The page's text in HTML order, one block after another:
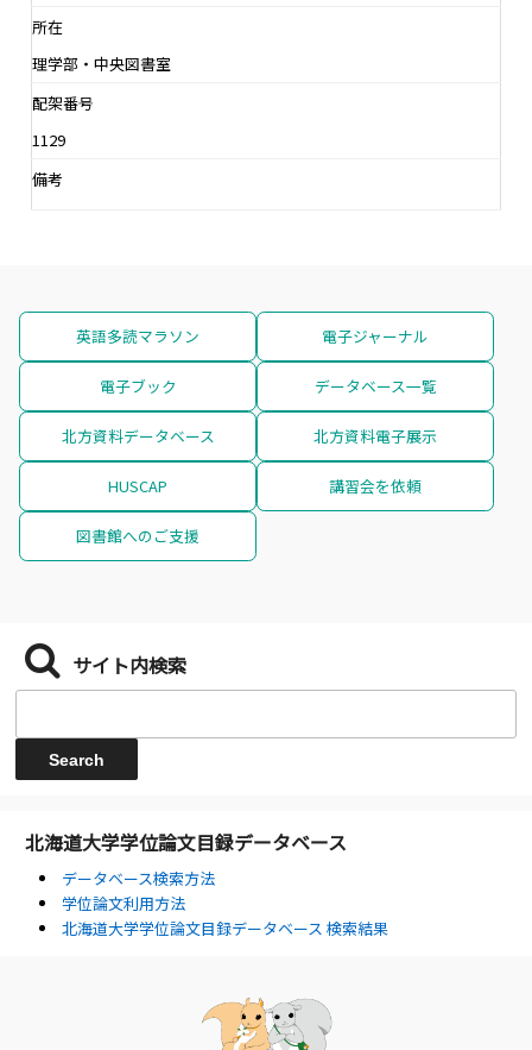
所在
理学部・中央図書室
配架番号
1129
備考
英語多読マラソン 電子ジャーナル
電子ブック データベース一覧
北方資料データベース 北方資料電子展示
HUSCAP 講習会を依頼
図書館へのご支援
サイト内検索
北海道大学学位論文目録データベース
データベース検索方法
学位論文利用方法
北海道大学学位論文目録データベース 検索結果